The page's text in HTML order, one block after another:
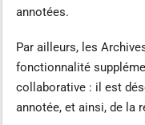
annotées.
Par ailleurs, les
fonctionnalité
collaborative : il est
annotée, et ainsi, de la